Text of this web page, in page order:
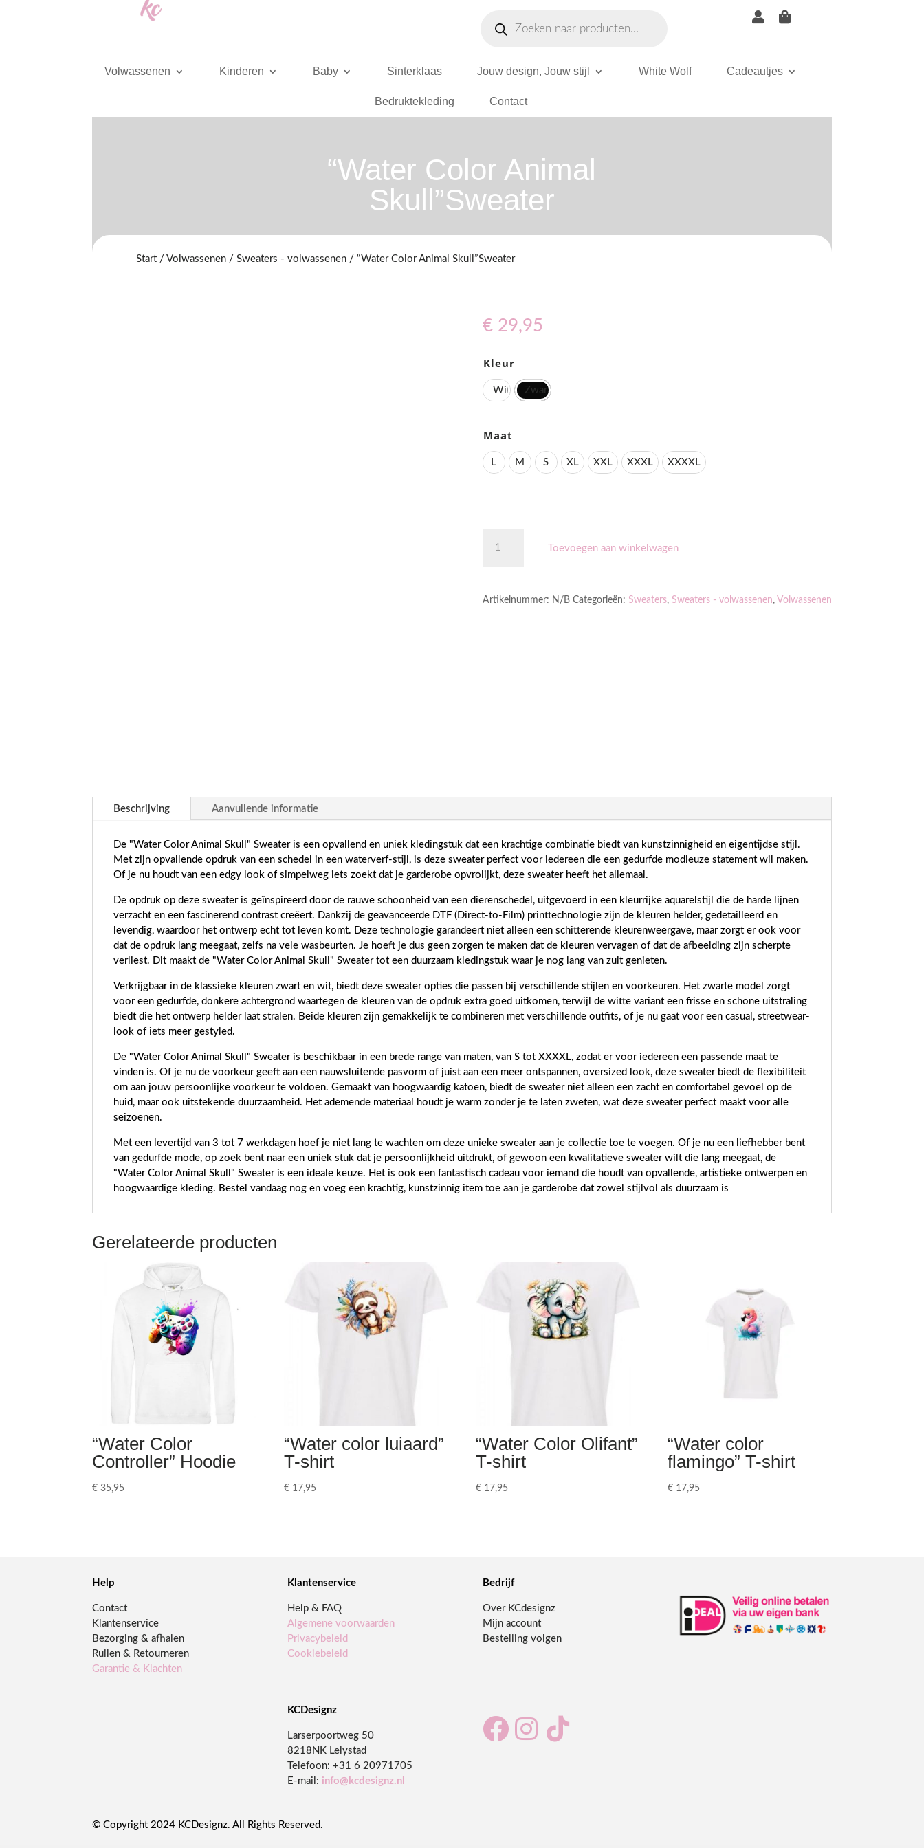
zoeken
 
Volwassenen Kinderen Baby Sinterklaas Jouw design, Jouw stijl White Wolf Cadeautjes
Bedruktekleding Contact
“Water Color Animal
Skull”Sweater
Start /Volwassenen /Sweaters - volwassenen / “Water Color Animal Skull”Sweater
€29,95
Kleur
Wit Zwart
Maat
L M S XL XXL XXXL XXXXL
Color
Animal Toevoegen aan winkelwagen
Artikelnummer: N/B Categorieën: Sweaters, Sweaters - volwassenen, Volwassenen
Beschrijving Aanvullende informatie
De "Water Color Animal Skull" Sweater is een opvallend en uniek kledingstuk dat een krachtige combinatie biedt van kunstzinnigheid en eigentijdse stijl.
Met zijn opvallende opdruk van een schedel in een waterverf-stijl, is deze sweater perfect voor iedereen die een gedurfde modieuze statement wil maken.
Of je nu houdt van een edgy look of simpelweg iets zoekt dat je garderobe opvrolijkt, deze sweater heeft het allemaal.
De opdruk op deze sweater is geïnspireerd door de rauwe schoonheid van een dierenschedel, uitgevoerd in een kleurrijke aquarelstijl die de harde lijnen
verzacht en een fascinerend contrast creëert. Dankzij de geavanceerde DTF (Direct-to-Film) printtechnologie zijn de kleuren helder, gedetailleerd en
levendig, waardoor het ontwerp echt tot leven komt. Deze technologie garandeert niet alleen een schitterende kleurenweergave, maar zorgt er ook voor
dat de opdruk lang meegaat, zelfs na vele wasbeurten. Je hoeft je dus geen zorgen te maken dat de kleuren vervagen of dat de afbeelding zijn scherpte
verliest. Dit maakt de "Water Color Animal Skull" Sweater tot een duurzaam kledingstuk waar je nog lang van zult genieten.
Verkrijgbaar in de klassieke kleuren zwart en wit, biedt deze sweater opties die passen bij verschillende stijlen en voorkeuren. Het zwarte model zorgt
voor een gedurfde, donkere achtergrond waartegen de kleuren van de opdruk extra goed uitkomen, terwijl de witte variant een frisse en schone uitstraling
biedt die het ontwerp helder laat stralen. Beide kleuren zijn gemakkelijk te combineren met verschillende outfits, of je nu gaat voor een casual, streetwear-
look of iets meer gestyled.
De "Water Color Animal Skull" Sweater is beschikbaar in een brede range van maten, van S tot XXXXL, zodat er voor iedereen een passende maat te
vinden is. Of je nu de voorkeur geeft aan een nauwsluitende pasvorm of juist aan een meer ontspannen, oversized look, deze sweater biedt de flexibiliteit
om aan jouw persoonlijke voorkeur te voldoen. Gemaakt van hoogwaardig katoen, biedt de sweater niet alleen een zacht en comfortabel gevoel op de
huid, maar ook uitstekende duurzaamheid. Het ademende materiaal houdt je warm zonder je te laten zweten, wat deze sweater perfect maakt voor alle
seizoenen.
Met een levertijd van 3 tot 7 werkdagen hoef je niet lang te wachten om deze unieke sweater aan je collectie toe te voegen. Of je nu een liefhebber bent
van gedurfde mode, op zoek bent naar een uniek stuk dat je persoonlijkheid uitdrukt, of gewoon een kwalitatieve sweater wilt die lang meegaat, de
"Water Color Animal Skull" Sweater is een ideale keuze. Het is ook een fantastisch cadeau voor iemand die houdt van opvallende, artistieke ontwerpen en
hoogwaardige kleding. Bestel vandaag nog en voeg een krachtig, kunstzinnig item toe aan je garderobe dat zowel stijlvol als duurzaam is
Gerelateerde producten
“Water Color
Controller” Hoodie
€ 35,95
“Water color luiaard”
T-shirt
€ 17,95
“Water Color Olifant”
T-shirt
€ 17,95
“Water color
flamingo” T-shirt
€ 17,95
Help
Contact
Klantenservice
Bezorging & afhalen
Ruilen & Retourneren
Garantie & Klachten
Klantenservice
Help & FAQ
Algemene voorwaarden
Privacybeleid
Cookiebeleid
KCDesignz
Larserpoortweg 50
8218NK Lelystad
Telefoon: +31 6 20971705
E-mail: info@kcdesignz.nl
Bedrijf
Over KCdesignz
Mijn account
Bestelling volgen
  
© Copyright 2024 KCDesignz. All Rights Reserved.